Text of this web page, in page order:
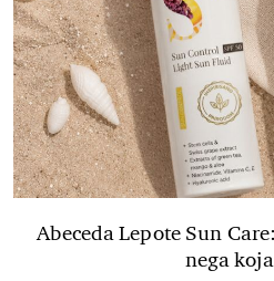
Abeceda Lepote Sun
nega